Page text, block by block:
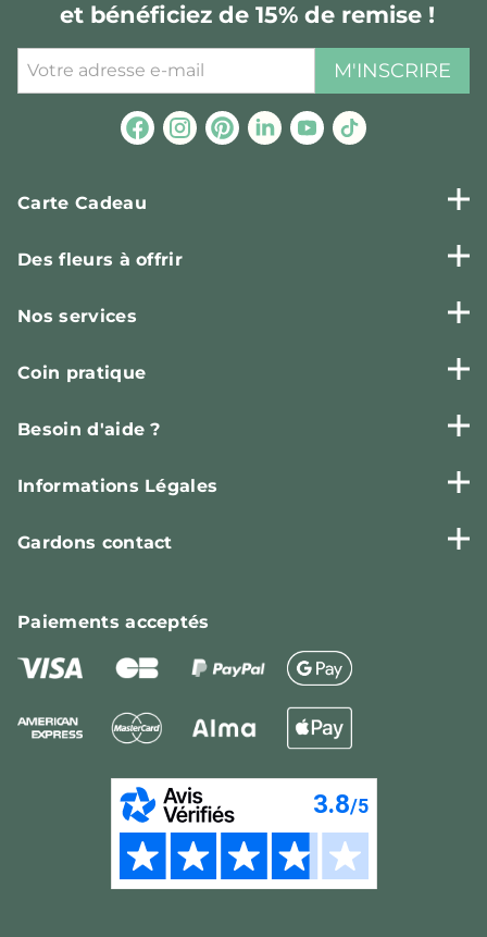
et bénéficiez de 15% de remise !
M'INSCRIRE
Carte Cadeau
Des fleurs à offrir
Nos services
Coin pratique
Besoin d'aide ?
Informations Légales
Gardons contact
Paiementsacceptés